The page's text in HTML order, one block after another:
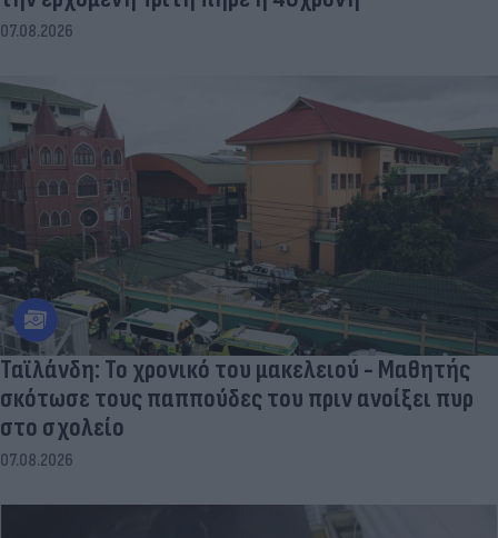
07.08.2026
Ταϊλάνδη: Το χρονικό του μακελειού - Μαθητής
σκότωσε τους παππούδες του πριν ανοίξει πυρ
στο σχολείο
07.08.2026